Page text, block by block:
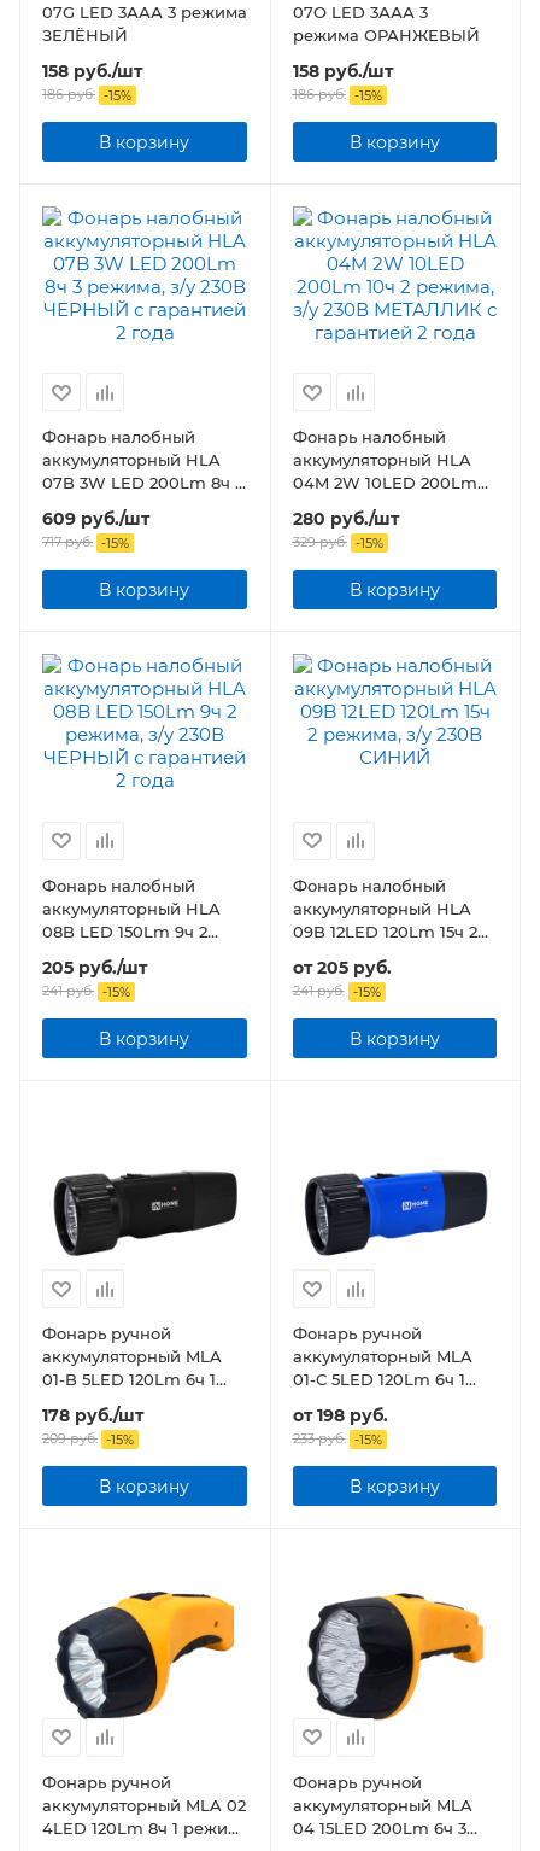
07G LED 3ААА 3 режима
ЗЕЛЁНЫЙ
158 руб./шт
186руб. -15%
В корзину
07O LED 3ААА 3
режима ОРАНЖЕВЫЙ
158руб./шт
186руб. -15%
В корзину
Фонарь налобный
аккумуляторный HLA
07B 3W LED 200Lm 8ч 3
режима, з/у 230В
ЧЕРНЫЙ
609 руб./шт
717руб. -15%
В корзину
Фонарь налобный
аккумуляторный HLA
04M 2W 10LED 200Lm
10ч 2 режима, з/у 230В
МЕТАЛЛИК
280 руб./шт
329руб. -15%
В корзину
Фонарь налобный
аккумуляторный HLA
08B LED 150Lm 9ч 2
ЧЕРНЫЙ
205 руб./шт
241руб. -15%
В корзину
Фонарь налобный
аккумуляторный HLA
09B 12LED 120Lm 15ч 2
от205 руб.
241 руб. -15%
В корзину
Фонарь ручной
аккумуляторный MLA
01-B 5LED 120Lm 6ч 1
режим, з/у 230В
ЧЕРНЫЙ
178 руб./шт
209руб. -15%
В корзину
Фонарь ручной
аккумуляторный MLA
01-C 5LED 120Lm 6ч 1
от198 руб.
233 руб. -15%
В корзину
Фонарь ручной
аккумуляторный MLA 02
4LED 120Lm 8ч 1 режим,
Фонарь ручной
аккумуляторный MLA
04 15LED 200Lm 6ч 3